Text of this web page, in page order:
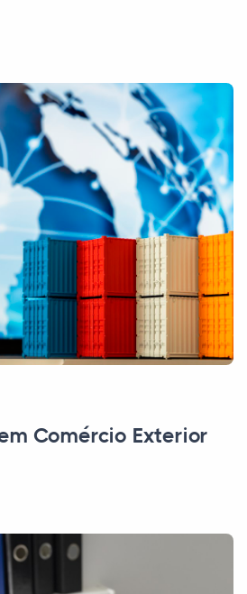
Comércio Exterior